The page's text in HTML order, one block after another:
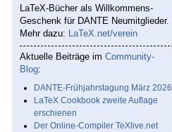
LaTeX-Bücher als Willkommens-
Geschenk für DANTE Neumitglieder.
Mehr dazu: LaTeX.net/verein
Aktuelle Beiträge im Community-
Blog:
DANTE-Frühjahrstagung März 2026
LaTeX Cookbook zweite Auflage
erschienen
Der Online-Compiler TeXlive.net